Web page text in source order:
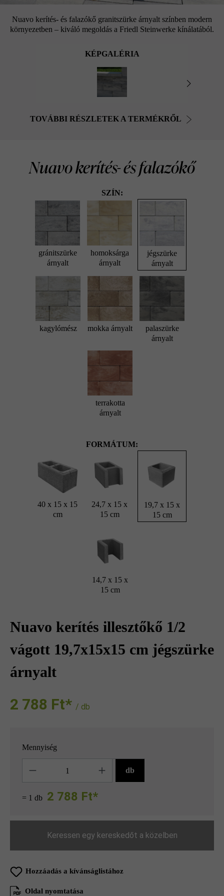
Nuavo kerítés- és falazókő granitszürke árnyalt színben modern
környezetben – kiváló megoldás a Friedl Steinwerke kínálatából.
KÉPGALÉRIA
TOVÁBBI RÉSZLETEK A TERMÉKRŐL
Nuavo kerítés- és falazókő
SZÍN:
gránitszürke
árnyalt
homoksárga
árnyalt
jégszürke
árnyalt
kagylómész mokka árnyalt
palaszürke
árnyalt
terrakotta
árnyalt
FORMÁTUM:
40 x 15 x 15
cm
24,7 x 15 x
15 cm
19,7 x 15 x
15 cm
14,7 x 15 x
15 cm
Nuavo kerítés illesztőkő 1/2
vágott 19,7x15x15 cm jégszürke
árnyalt
2 788 Ft‎‎‎* / db
Mennyiség
db
= 1 db 2 788 Ft*
Keressen egy kereskedőt a közelben
Hozzáadás a kívánságlistához
Oldal nyomtatása